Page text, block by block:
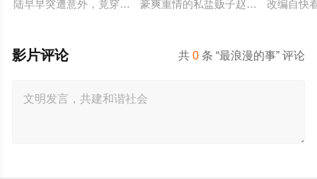
陆早早突遭意外，竟穿越成民国少夫人苏沐晚，醒来，却是丈
豪爽重情的私盐贩子赵凌虽出身草莽
改编自快
共0 条 “最浪漫的事” 评论
影片评论